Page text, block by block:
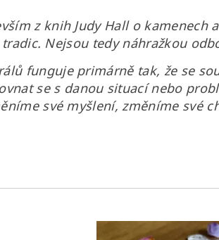
z knih Judy Hall o kamenech
Nejsou tedy náhražkou
funguje primárně tak, že se
se s danou situací nebo
své myšlení, změníme